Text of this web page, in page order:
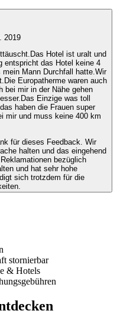
2019
Hotel ist uralt und
entspricht das Hotel keine 4
Mann Durchfall hatte.Wir
Europatherme waren auch
bei mir in der Nähe gehen
Einzige was toll
haben die Frauen super
mir und muss keine 400 km
für dieses Feedback. Wir
halten und das eingehend
bezüglich
und hat sehr hohe
sich trotzdem für die
stornierbar
& Hotels